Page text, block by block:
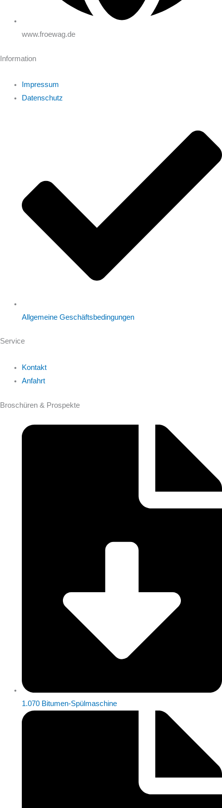
www.froewag.de
Information
Impressum
Datenschutz
Allgemeine Geschäftsbedingungen
Service
Kontakt
Anfahrt
Broschüren & Prospekte
1.070 Bitumen-Spülmaschine